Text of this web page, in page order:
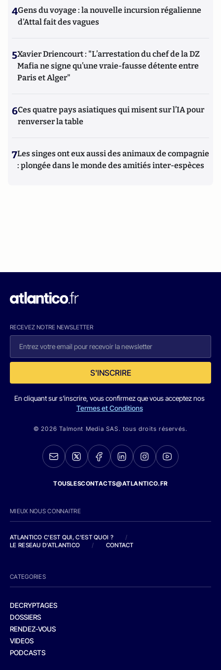
4Gens du voyage : la nouvelle incursion régalienne
d'Attal fait des vagues
5Xavier Driencourt : "L’arrestation du chef de la DZ
Mafia ne signe qu’une vraie-fausse détente entre
Paris et Alger"
6Ces quatre pays asiatiques qui misent sur l’IA pour
renverser la table
7Les singes ont eux aussi des animaux de compagnie
: plongée dans le monde des amitiés inter-espèces
RECEVEZ NOTRE NEWSLETTER
S'INSCRIRE
En cliquant sur s'inscrire, vous confirmez que vous acceptez nos
Termes et Conditions
© 2026 Talmont Media SAS. tous droits réservés.
TOUSLESCONTACTS@ATLANTICO.FR
MIEUX NOUS CONNAITRE
ATLANTICO C'EST QUI, C'EST QUOI ?
/
LE RESEAU D'ATLANTICO
/ CONTACT
CATEGORIES
DECRYPTAGES
DOSSIERS
RENDEZ-VOUS
VIDEOS
PODCASTS